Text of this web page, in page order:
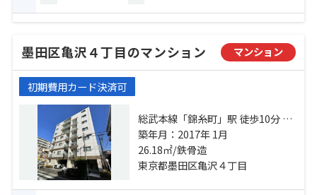
墨田区亀沢４丁目のマンション マンション
初期費用カード決済可
総武本線「錦糸町」駅 徒歩10分 半
蔵門線「錦糸町」駅 徒歩10分 都営
大江戸線「両国」駅 徒歩11分
築年月：2017年 1月
26.18㎡/鉄骨造
東京都墨田区亀沢４丁目